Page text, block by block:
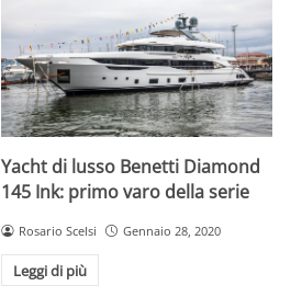
Yacht di lusso Benetti Diamond
145 Ink: primo varo della serie
Rosario Scelsi Gennaio 28, 2020
Leggi di più